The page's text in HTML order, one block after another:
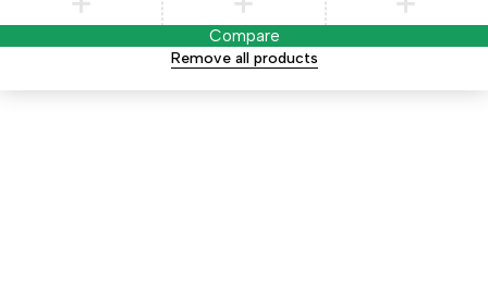
Compare
Remove all products